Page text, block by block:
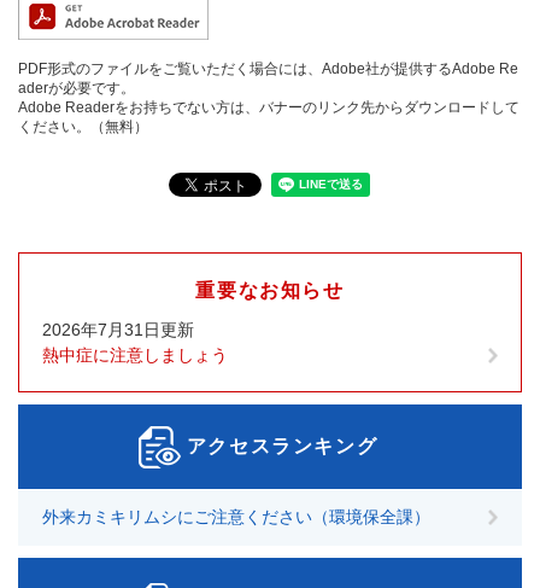
PDF形式のファイルをご覧いただく場合には、Adobe社が提供するAdobe Re
aderが必要です。
Adobe Readerをお持ちでない方は、バナーのリンク先からダウンロードして
ください。（無料）
重要なお知らせ
2026年7月31日更新
熱中症に注意しましょう
アクセスランキング
外来カミキリムシにご注意ください（環境保全課）